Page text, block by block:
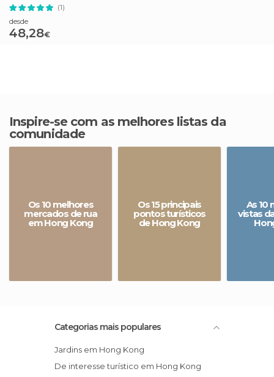
(1)
desde
48,28€
Inspire-se com as melhores listas da
comunidade
Os 10 melhores
mercados de rua
em Hong Kong
Os 15 principais
pontos turísticos
de Hong Kong
As 10
vistas
Categorias mais populares
Jardins em Hong Kong
De interesse turístico em Hong Kong